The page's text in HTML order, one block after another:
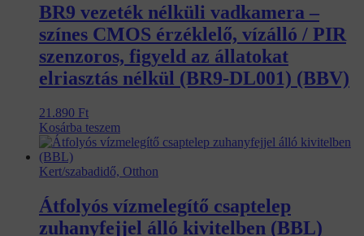
BR9 vezeték nélküli vadkamera –
színes CMOS érzéklelő, vízálló / PIR
szenzoros, figyeld az állatokat
elriasztás nélkül (BR9-DL001) (BBV)
21.890 Ft
Kosárba teszem
Kert/szabadidő, Otthon
Átfolyós vízmelegítő csaptelep
zuhanyfejjel álló kivitelben (BBL)